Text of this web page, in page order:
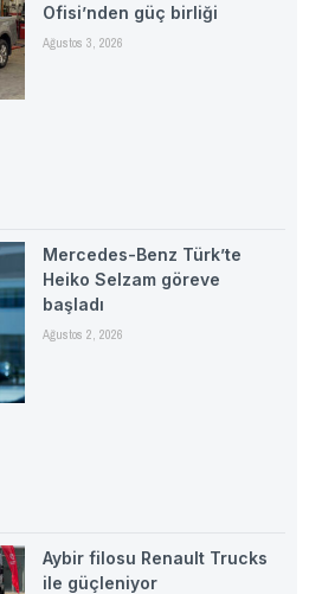
Ofisi’nden güç birliği
Ağustos 3, 2026
Mercedes-Benz Türk’te
Heiko Selzam göreve
başladı
Ağustos 2, 2026
Aybir filosu Renault Trucks
ile güçleniyor